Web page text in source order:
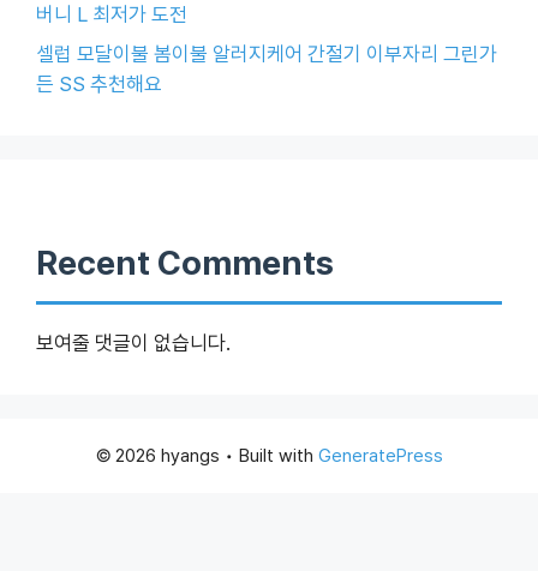
버니 L 최저가 도전
셀럽 모달이불 봄이불 알러지케어 간절기 이부자리 그린가
든 SS 추천해요
Recent Comments
보여줄 댓글이 없습니다.
© 2026 hyangs • Built with GeneratePress